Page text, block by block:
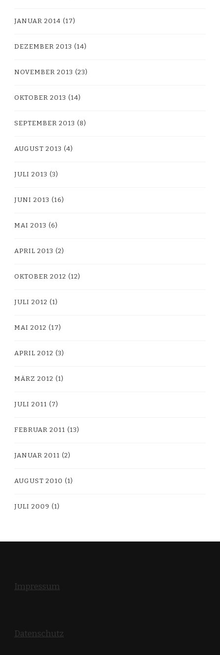
JANUAR 2014 (17)
DEZEMBER 2013 (14)
NOVEMBER 2013 (23)
OKTOBER 2013 (14)
SEPTEMBER 2013 (8)
AUGUST 2013 (4)
JULI 2013 (3)
JUNI 2013 (16)
MAI 2013 (6)
APRIL 2013 (2)
OKTOBER 2012 (12)
JULI 2012 (1)
MAI 2012 (17)
APRIL 2012 (3)
MÄRZ 2012 (1)
JULI 2011 (7)
FEBRUAR 2011 (13)
JANUAR 2011 (2)
AUGUST 2010 (1)
JULI 2009 (1)
Impressum
Datenschutz